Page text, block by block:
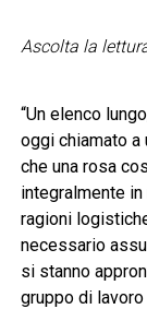
Ascolta la
“Un elenco
oggi chiamato a
che una rosa
integralmente
ragioni
necessario
si stanno
gruppo di